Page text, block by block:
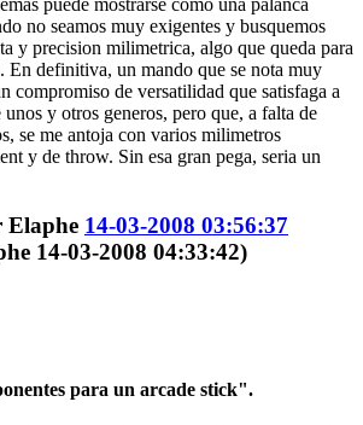
puede mostrarse como una palanca
no seamos muy exigentes y busquemos
y precision milimetrica, algo que queda para
En definitiva, un mando que se nota muy
compromiso de versatilidad que satisfaga a
y otros generos, pero que, a falta de
se me antoja con varios milimetros
y de throw. Sin esa gran pega, seria un
Elaphe 14-03-2008 03:56:37
14-03-2008 04:33:42)
para un arcade stick".